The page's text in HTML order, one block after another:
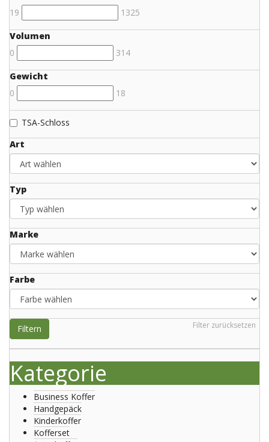
19
1325
Volumen
0
314
Gewicht
0
18
TSA-Schloss
Art
Typ
Marke
Farbe
Filter zurücksetzen
Filtern
Kategorie
Business Koffer
Handgepäck
Kinderkoffer
Kofferset